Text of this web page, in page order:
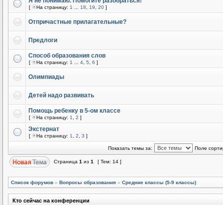
[ На страницу: 1 18 19 20 ]
Отпричастные прилагательные?
Предлоги
Способ образования слов
[ На страницу: 1 4 5 6 ]
Олимпиады
Детей надо развивать
Помощь ребенку в 5-ом классе
[ На страницу: 1 2 ]
Экстернат
[ На страницу: 1 2 3 ]
Показать темы за: Поле
Страница 1 из 1 [ Тем: 14 ]
Список форумов » Вопросы образования » Средние классы (5-9 классы)
Кто сейчас на конференции